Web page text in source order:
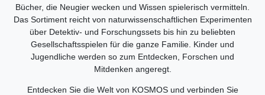
Bücher, die Neugier wecken und Wissen spielerisch vermitteln.
Das Sortiment reicht von naturwissenschaftlichen Experimenten
über Detektiv- und Forschungssets bis hin zu beliebten
Gesellschaftsspielen für die ganze Familie. Kinder und
Jugendliche werden so zum Entdecken, Forschen und
Mitdenken angeregt.
Entdecken Sie die Welt von KOSMOS und verbinden Sie